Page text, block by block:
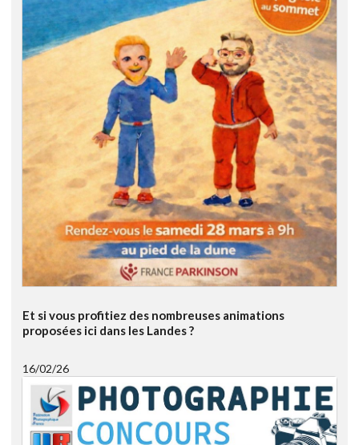
Et si vous profitiez des nombreuses animations
proposées ici dans les Landes ?
16/02/26